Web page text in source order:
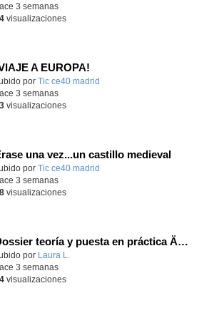
3 semanas
visualizaciones
A EUROPA!
por Tic ce40 madrid
3 semanas
visualizaciones
una vez...un castillo medieval
por Tic ce40 madrid
3 semanas
visualizaciones
Dossier teoría y puesta en práctica Äprendizaje Basado en Juegos en Educación Infantil y Primaria
educativo.
por Laura L.
3 semanas
visualizaciones